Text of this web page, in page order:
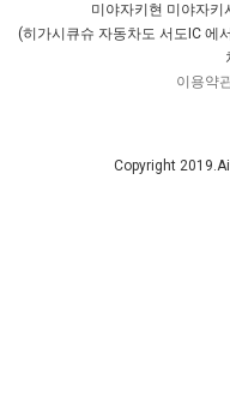
미야자키현 미야자키
(히가시큐슈 자동차도 서도IC 에
이용약
Copyright